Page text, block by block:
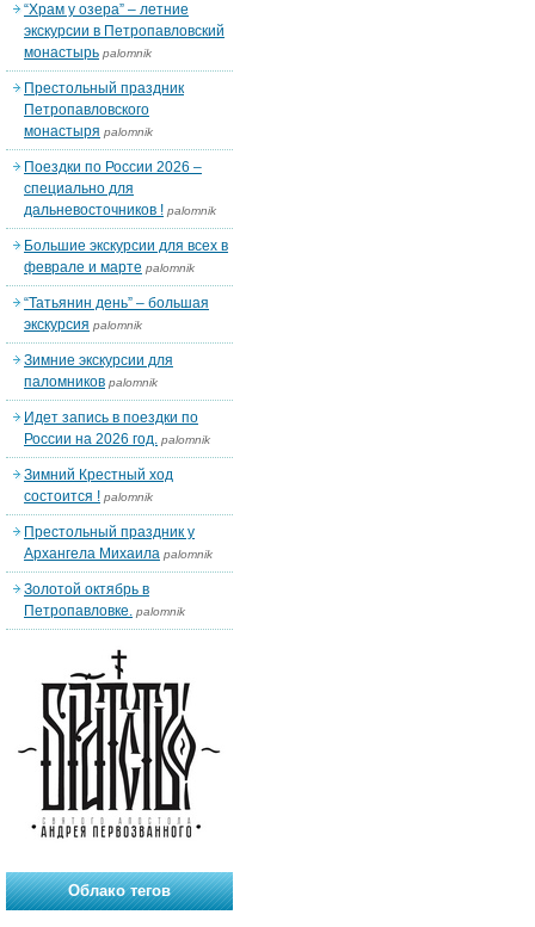
“Храм у озера” – летние
экскурсии в Петропавловский
монастырь palomnik
Престольный праздник
Петропавловского
монастыря palomnik
Поездки по России 2026 –
специально для
дальневосточников ! palomnik
Большие экскурсии для всех в
феврале и марте palomnik
“Татьянин день” – большая
экскурсия palomnik
Зимние экскурсии для
паломников palomnik
Идет запись в поездки по
России на 2026 год. palomnik
Зимний Крестный ход
состоится ! palomnik
Престольный праздник у
Архангела Михаила palomnik
Золотой октябрь в
Петропавловке. palomnik
Облако тегов